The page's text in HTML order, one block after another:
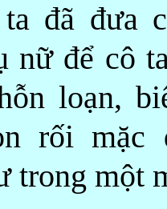
ta đã đưa
nữ để cô
loạn,
rối mặc
trong một